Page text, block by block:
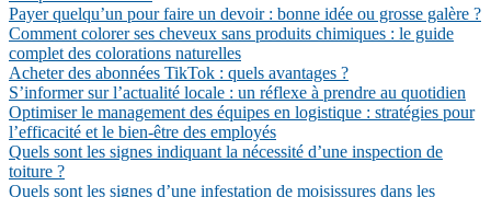
Payer quelqu’un pour faire un devoir : bonne idée ou grosse galère ?
Comment colorer ses cheveux sans produits chimiques : le guide
complet des colorations naturelles
Acheter des abonnées TikTok : quels avantages ?
S’informer sur l’actualité locale : un réflexe à prendre au quotidien
Optimiser le management des équipes en logistique : stratégies pour
l’efficacité et le bien-être des employés
Quels sont les signes indiquant la nécessité d’une inspection de
toiture ?
Quels sont les signes d’une infestation de moisissures dans les